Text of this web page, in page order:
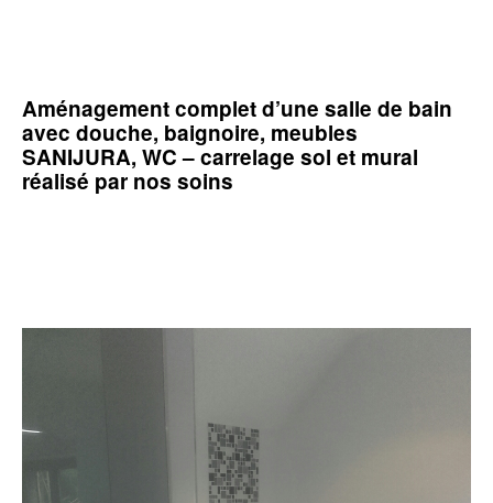
Aménagement complet d’une salle de bain
avec douche, baignoire, meubles
SANIJURA, WC – carrelage sol et mural
réalisé par nos soins